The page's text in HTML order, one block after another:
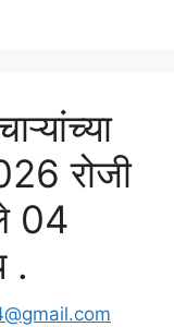
रोजी
04
.